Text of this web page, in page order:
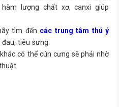
lượng chất xơ, canxi giúp
tìm đến các trung tâm thú ý
tiêu sưng.
có thể cún cưng sẽ phải nhờ